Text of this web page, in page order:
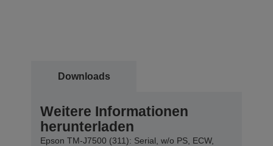
Downloads
Weitere Informationen
herunterladen
Epson TM-J7500 (311): Serial, w/o PS, ECW,